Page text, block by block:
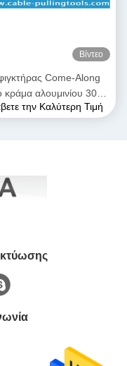
Βίντεο
Come-Along
αλουμινίου 300–
sqmm | Λαβή γραμμής
την Καλύτερη Τιμή